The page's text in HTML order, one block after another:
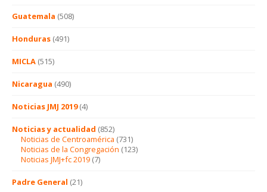
Guatemala (508)
Honduras (491)
MICLA (515)
Nicaragua (490)
Noticias JMJ 2019(4)
Noticias y actualidad (852)
Noticias de Centroamérica (731)
Noticias de la Congregación (123)
Noticias JMJ+fc 2019 (7)
Padre General (21)